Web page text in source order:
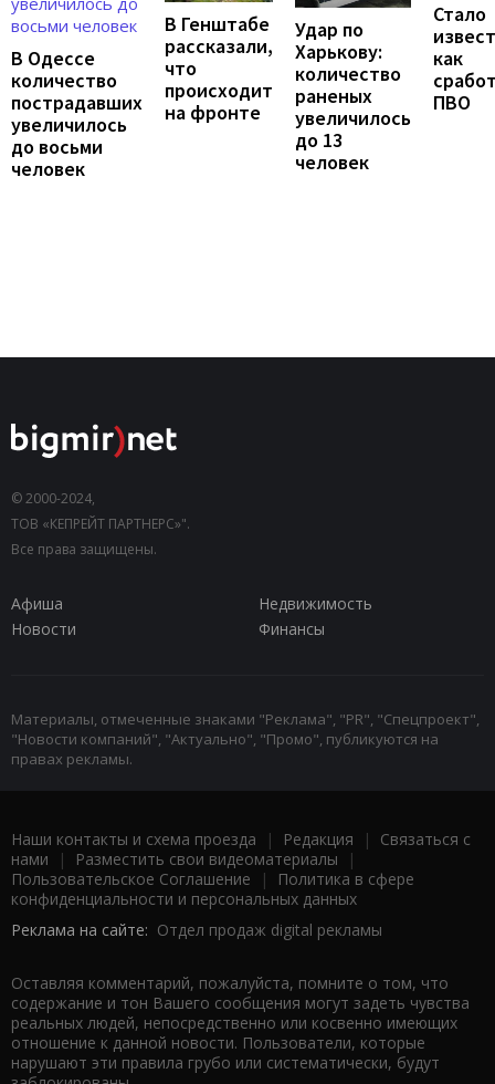
В Одессе
количество
пострадавших
увеличилось
до восьми
человек
В Генштабе
рассказали,
что
происходит
на фронте
Удар по
Харькову:
количество
раненых
увеличилось
до 13
человек
Стало
как
ПВО
© 2000-2024,
ТОВ «КЕПРЕЙТ ПАРТНЕРС»".
Все права защищены.
Афиша
Недвижимость
Новости
Финансы
Материалы, отмеченные знаками "Реклама", "PR", "Спецпроект",
"Новости компаний", "Актуально", "Промо", публикуются на
правах рекламы.
Наши контакты и схема проезда | Редакция | Связаться с
нами | Разместить свои видеоматериалы |
Пользовательское Соглашение |
Политика в сфере
конфиденциальности и персональных данных
Реклама на сайте: Отдел продаж digital рекламы
Оставляя комментарий, пожалуйста, помните о том, что
содержание и тон Вашего сообщения могут задеть чувства
реальных людей, непосредственно или косвенно имеющих
отношение к данной новости. Пользователи, которые
нарушают эти правила грубо или систематически, будут